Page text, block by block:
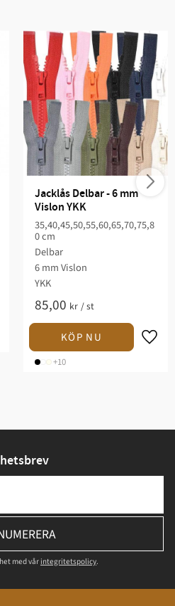
Jacklås Delbar - 6 mm
Vislon YKK
35,40,45,50,55,60,65,70,75,8
0 cm
Delbar
6 mm Vislon
YKK
85,00 kr /st
+10
med vårintegritetspolicy.